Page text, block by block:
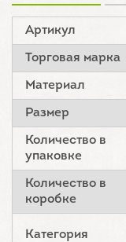
Артикул
Торговая марка
Материал
Размер
Количество в
упаковке
Количество в
коробке
Категория